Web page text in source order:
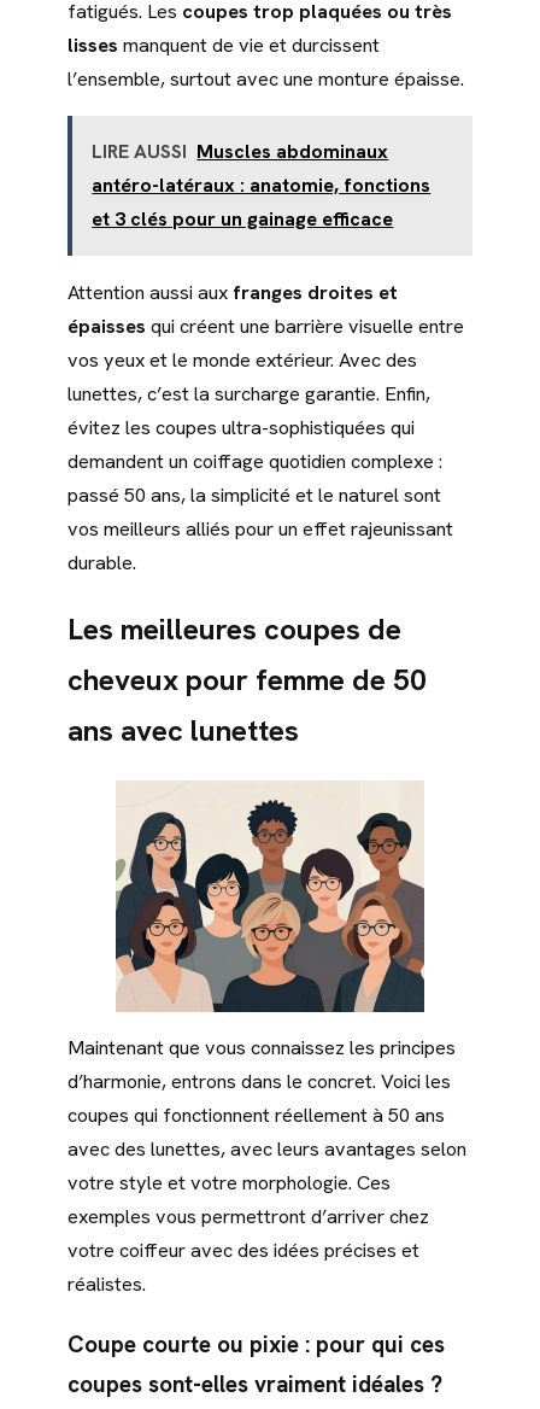
fatigués. Les coupes trop plaquées ou très
lisses manquent de vie et durcissent
l’ensemble, surtout avec une monture épaisse.
LIRE AUSSI Muscles abdominaux
antéro-latéraux : anatomie, fonctions
et 3 clés pour un gainage efficace
Attention aussi aux franges droites et
épaisses qui créent une barrière visuelle entre
vos yeux et le monde extérieur. Avec des
lunettes, c’est la surcharge garantie. Enfin,
évitez les coupes ultra-sophistiquées qui
demandent un coiffage quotidien complexe :
passé 50 ans, la simplicité et le naturel sont
vos meilleurs alliés pour un effet rajeunissant
durable.
Les meilleures coupes de
cheveux pour femme de 50
ans avec lunettes
Maintenant que vous connaissez les principes
d’harmonie, entrons dans le concret. Voici les
coupes qui fonctionnent réellement à 50 ans
avec des lunettes, avec leurs avantages selon
votre style et votre morphologie. Ces
exemples vous permettront d’arriver chez
votre coiffeur avec des idées précises et
réalistes.
Coupe courte ou pixie : pour qui ces
coupes sont-elles vraiment idéales ?